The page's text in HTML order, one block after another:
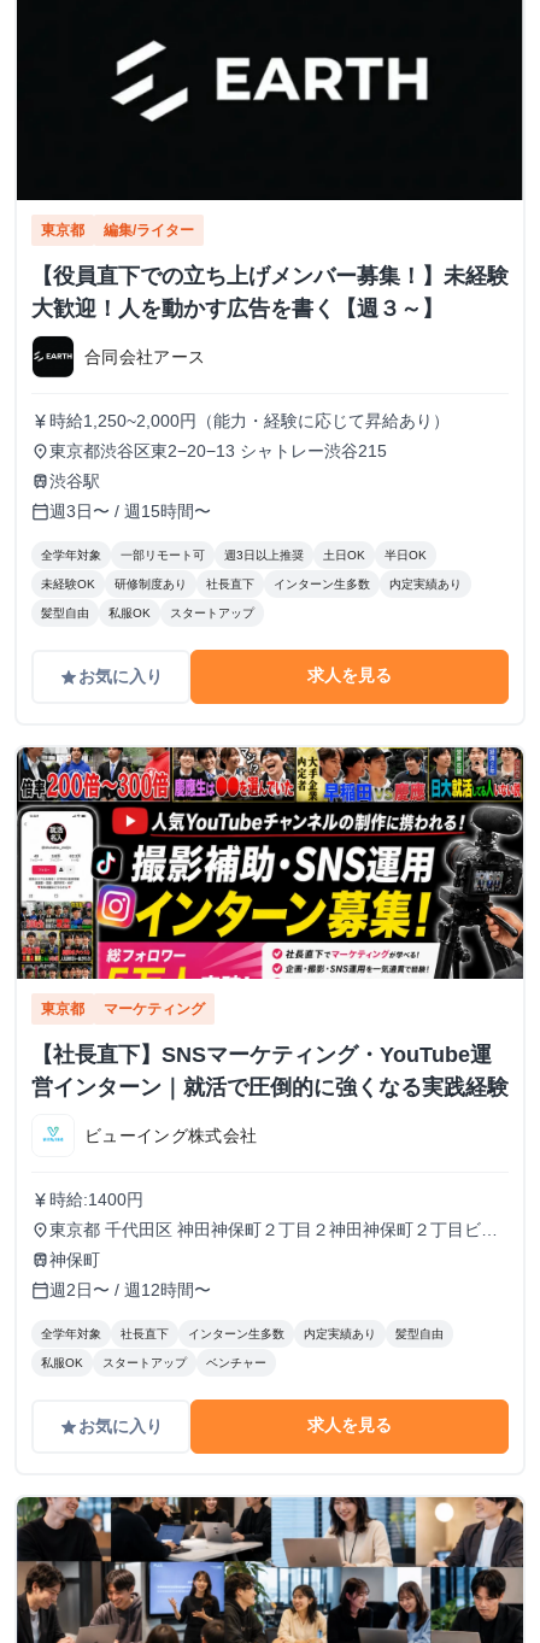
東京都 編集/ライター
【役員直下での立ち上げメンバー募集！】未経験
大歓迎！人を動かす広告を書く【週３～】
合同会社アース
currency_yen 時給1,250~2,000円（能力・経験に応じて昇給あり）
place東京都渋谷区東2−20−13 シャトレー渋谷215
train渋谷駅
calendar_today週3日〜 / 週15時間〜
全学年対象 一部リモート可 週3日以上推奨 土日OK 半日OK
未経験OK 研修制度あり 社長直下 インターン生多数 内定実績あり
髪型自由 私服OK スタートアップ
gradeお気に入り 求人を見る
東京都 マーケティング
【社長直下】SNSマーケティング・YouTube運
営インターン｜就活で圧倒的に強くなる実践経験
ビューイング株式会社
currency_yen 時給:1400円
place東京都 千代田区 神田神保町２丁目２神田神保町２丁目ビル
５０２号室
train神保町
calendar_today週2日〜 / 週12時間〜
全学年対象 社長直下 インターン生多数 内定実績あり 髪型自由
私服OK スタートアップ ベンチャー
gradeお気に入り 求人を見る